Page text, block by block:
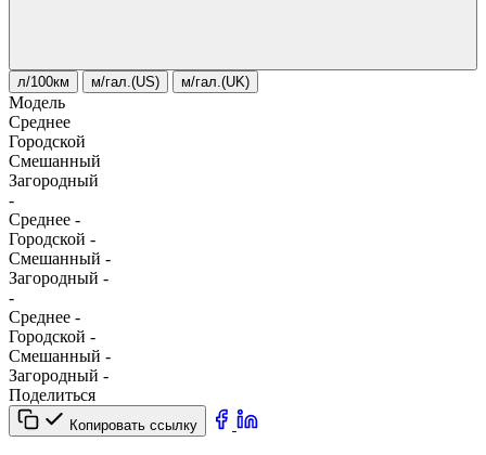
л/100км м/гал.(US) м/гал.(UK)
Модель
Среднее
Городской
Смешанный
Загородный
-
Среднее -
Городской -
Смешанный -
Загородный -
-
Среднее -
Городской -
Смешанный -
Загородный -
Поделиться
Копировать ссылку